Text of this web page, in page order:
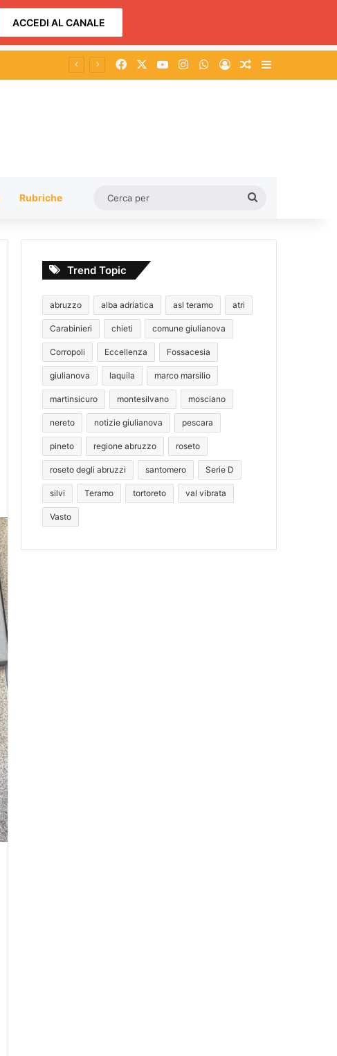
ACCEDI AL CANALE
Facebook You TubeInstagramWhatsApp
AccediUn articolo a
Rubriche
Trend Topic
abruzzo alba adriatica asl teramo atri
Carabinieri chieti comune giulianova
Corropoli Eccellenza Fossacesia
giulianova laquila marco marsilio
martinsicuro montesilvano mosciano
nereto notizie giulianova pescara
pineto regione abruzzo roseto
roseto degli abruzzi santomero Serie D
silvi Teramo tortoreto val vibrata
Vasto